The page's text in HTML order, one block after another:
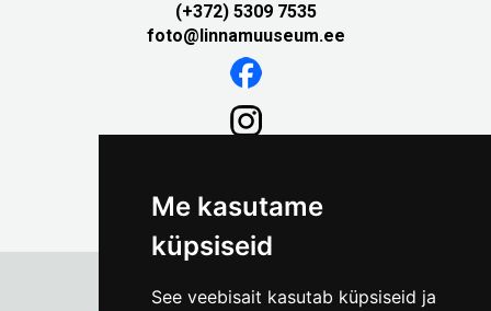
Me kasutame
küpsiseid
See veebisait kasutab küpsiseid ja
(+372) 5309 7535
foto@linnamuuseum.ee